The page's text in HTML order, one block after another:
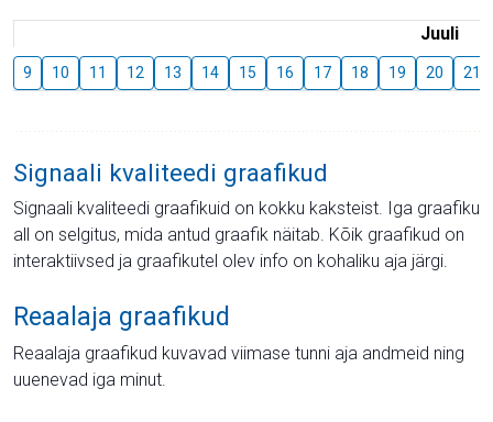
Juuli
9 10 11 12 13 14 15 16 17 18 19 20 21
Signaali kvaliteedi graafikud
Signaali kvaliteedi graafikuid on kokku kaksteist. Iga graafiku
all on selgitus, mida antud graafik näitab. Kõik graafikud on
interaktiivsed ja graafikutel olev info on kohaliku aja järgi.
Reaalaja graafikud
Reaalaja graafikud kuvavad viimase tunni aja andmeid ning
uuenevad iga minut.